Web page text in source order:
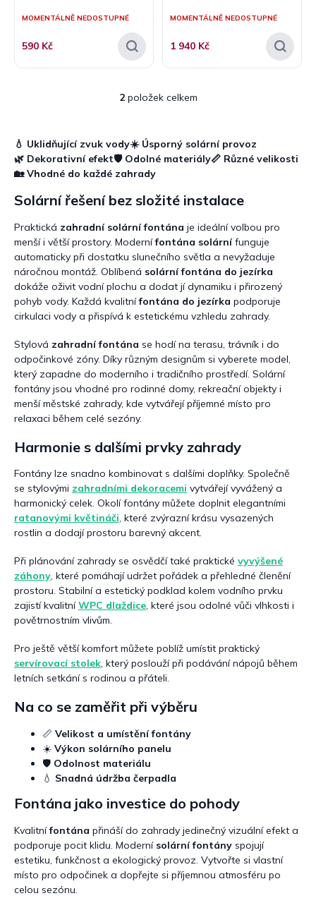
ů
MOMENTÁLNĚ NEDOSTUPNÉ
590 Kč
MOMENTÁLNĚ NEDOSTUPNÉ
1 940 Kč
O
á
d
í
p
r
v
k
y
v
ý
p
i
u
2položek celkem
💧 Uklidňující zvuk vody☀️ Úsporný solární provoz
🌿 Dekorativní efekt🛡️ Odolné materiály📏 Různé velikosti
🏡 Vhodné do každé zahrady
Solární řešení bez složité instalace
Praktická zahradní solární fontána je ideální volbou pro
menší i větší prostory. Modernífontána solárnífunguje
automaticky při dostatku slunečního světla a nevyžaduje
náročnou montáž. Oblíbená solární fontána do jezírka
dokáže oživit vodní plochu a dodat jí dynamiku i přirozený
pohyb vody. Každá kvalitnífontána do jezírka podporuje
cirkulaci vody a přispívá k estetickému vzhledu zahrady.
Stylová zahradní fontána se hodí na terasu, trávník i do
odpočinkové zóny. Díky různým designům si vyberete model,
který zapadne do moderního i tradičního prostředí. Solární
fontány jsou vhodné pro rodinné domy, rekreační objekty i
menší městské zahrady, kde vytvářejí příjemné místo pro
relaxaci během celé sezóny.
Harmonie s dalšími prvky zahrady
Fontány lze snadno kombinovat s dalšími doplňky. Společně
se stylovými zahradními dekoracemi vytvářejí vyvážený a
harmonický celek. Okolí fontány můžete doplnit elegantními
ratanovými květináči, které zvýrazní krásu vysazených
rostlin a dodají prostoru barevný akcent.
Při plánování zahrady se osvědčí také praktické vyvýšené
záhony, které pomáhají udržet pořádek a přehledné členění
prostoru. Stabilní a estetický podklad kolem vodního prvku
zajistí kvalitníWPC dlaždice, které jsou odolné vůči vlhkosti i
povětrnostním vlivům.
Pro ještě větší komfort můžete poblíž umístit praktický
servírovací stolek, který poslouží při podávání nápojů během
letních setkání s rodinou a přáteli.
Na co se zaměřit při výběru
📏 Velikost a umístění fontány
☀️ Výkon solárního panelu
🛡️ Odolnost materiálu
💧 Snadná údržba čerpadla
Fontána jako investice do pohody
Kvalitnífontána přináší do zahrady jedinečný vizuální efekt a
podporuje pocit klidu. Moderní solární fontány spojují
estetiku, funkčnost a ekologický provoz. Vytvořte si vlastní
místo pro odpočinek a dopřejte si příjemnou atmosféru po
celou sezónu.